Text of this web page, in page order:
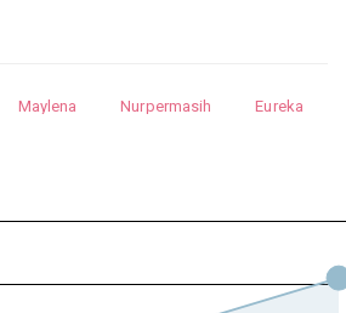
Maylena Nurpermasih
Eureka